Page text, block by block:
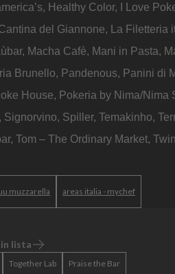
Healthy Color, I Love
del Giannone, La Filetteria
Macha Cafè, Mani in Pasta,
Brunello, Pandenous, Panini di
House, Pokeria by Nima/Nima
Spiller, Temakinho,
Tom – The Ordinary Market,
muzzarella areas italia - mychef
lista
Together Lab Praise the Bar